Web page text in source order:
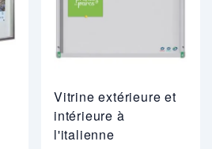
Vitrine extérieure et
intérieure à
l'italienne